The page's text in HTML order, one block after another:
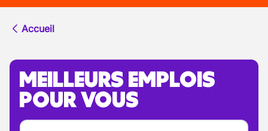
Accueil
MEILLEURS EMPLOIS
POUR VOUS